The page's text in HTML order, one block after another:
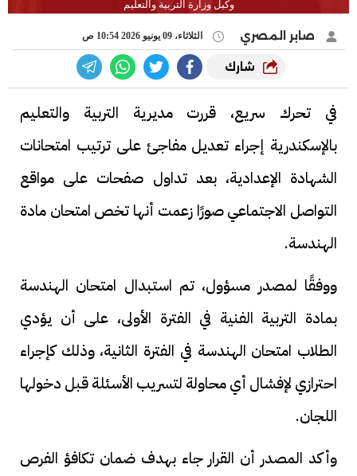
وكيل وزارة التربية والتعليم
صابر المصري الثلاثاء، 09 يونيو 2026 10:54 ص
شارك
في تحرك سريع، قررت مديرية التربية والتعليم
بالإسكندرية إجراء تعديل مفاجئ على ترتيب امتحانات
الشهادة الإعدادية، بعد تداول صفحات على مواقع
التواصل الاجتماعي صورًا زعمت أنها تخص امتحان مادة
الهندسة.
ووفقًا لمصدر مسؤول، تم استبدال امتحان الهندسة
بمادة التربية الفنية في الفترة الأولى، على أن يؤدي
الطلاب امتحان الهندسة في الفترة الثانية، وذلك كإجراء
احترازي لإفشال أي محاولة لتسريب الأسئلة قبل دخولها
اللجان.
وأكد المصدر أن القرار جاء بهدف ضمان تكافؤ الفرص